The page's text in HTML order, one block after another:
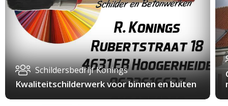
Schildersbedrijf Konings
Kwaliteitschilderwerk voor binnen en buiten